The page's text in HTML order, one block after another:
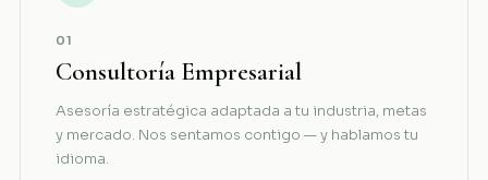
01
Consultoría Empresarial
Asesoría estratégica adaptada a tu industria, metas
y mercado. Nos sentamos contigo — y hablamos tu
idioma.